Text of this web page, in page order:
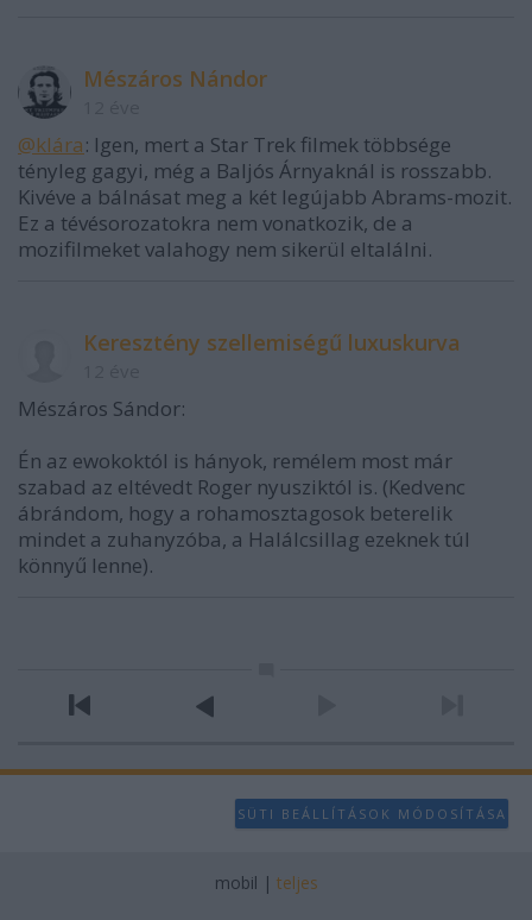
Mészáros Nándor
@kIára: Igen, mert a Star Trek filmek többsége
tényleg gagyi, még a Baljós Árnyaknál is rosszabb.
Kivéve a bálnásat meg a két legújabb Abrams-mozit.
Ez a tévésorozatokra nem vonatkozik, de a
mozifilmeket valahogy nem sikerül eltalálni.
Keresztény szellemiségű luxuskurva
Mészáros Sándor:
Én az ewokoktól is hányok, remélem most már
szabad az eltévedt Roger nyusziktól is. (Kedvenc
ábrándom, hogy a rohamosztagosok beterelik
mindet a zuhanyzóba, a Halálcsillag ezeknek túl
könnyű lenne).
SÜTI BEÁLLÍTÁSOK MÓDOSÍTÁSA
mobil | teljes